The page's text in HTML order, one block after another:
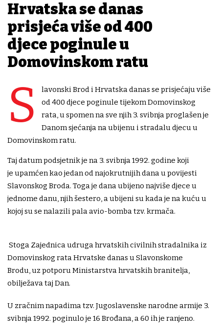
Hrvatska se danas
prisjeća više od 400
djece poginule u
Domovinskom ratu
S
lavonski Brod i Hrvatska danas se prisjećaju više
od 400 djece poginule tijekom Domovinskog
rata, u spomen na sve njih 3. svibnja proglašen je
Danom sjećanja na ubijenu i stradalu djecu u
Domovinskom ratu.
Taj datum podsjetnik je na 3. svibnja 1992. godine koji
je upamćen kao jedan od najokrutnijih dana u povijesti
Slavonskog Broda. Toga je dana ubijeno najviše djece u
jednome danu, njih šestero, a ubijeni su kada je na kuću u
kojoj su se nalazili pala avio-bomba tzv. krmača.
Stoga Zajednica udruga hrvatskih civilnih stradalnika iz
Domovinskog rata Hrvatske danas u Slavonskome
Brodu, uz potporu Ministarstva hrvatskih branitelja,
obilježava taj Dan.
U zračnim napadima tzv. Jugoslavenske narodne armije 3.
svibnja 1992. poginulo je 16 Brođana, a 60 ih je ranjeno.